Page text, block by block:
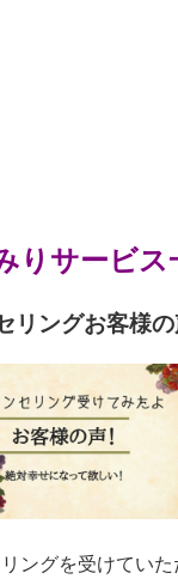
りサービス
リングお客様
ングを受けていた